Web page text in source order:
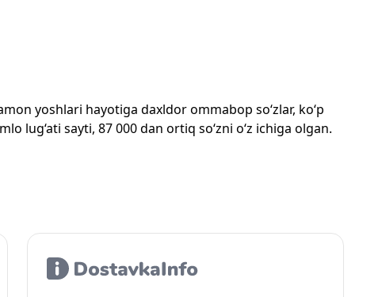
yoshlari hayotiga daxldor ommabop so‘zlar, ko‘p
lug‘ati sayti, 87 000 dan ortiq so‘zni o‘z ichiga olgan.